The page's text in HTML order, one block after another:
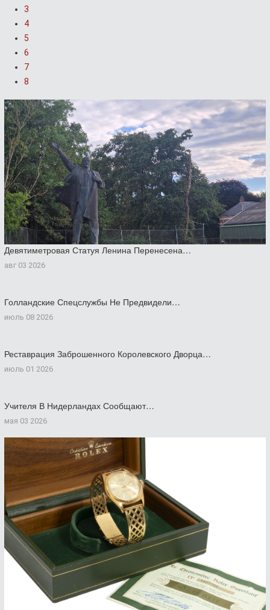
3
4
5
6
7
8
Девятиметровая Статуя Ленина Перенесена…
авг 03 2026
Голландские Спецслужбы Не Предвидели…
июль 08 2026
Реставрация Заброшенного Королевского Дворца…
июль 01 2026
Учителя В Нидерландах Сообщают…
мая 03 2026